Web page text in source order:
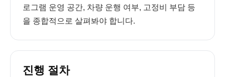
로그램 운영 공간, 차량 운행 여부, 고정비 부담 등
을 종합적으로 살펴봐야 합니다.
진행 절차